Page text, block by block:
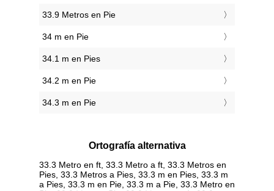
33.9 Metros en Pie
34 m en Pie
34.1 m en Pies
34.2 m en Pie
34.3 m en Pie
Ortografía alternativa
33.3 Metro en ft, 33.3 Metro a ft, 33.3 Metros en
Pies, 33.3 Metros a Pies, 33.3 m en Pies, 33.3 m
a Pies, 33.3 m en Pie, 33.3 m a Pie, 33.3 Metro en